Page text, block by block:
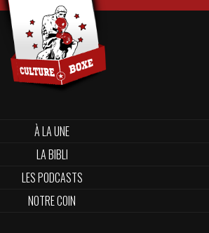
À LA UNE
LA BIBLI
LES PODCASTS
NOTRE COIN